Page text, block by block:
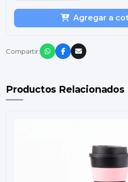
Agregar a
Compartir:
Productos Relacionados